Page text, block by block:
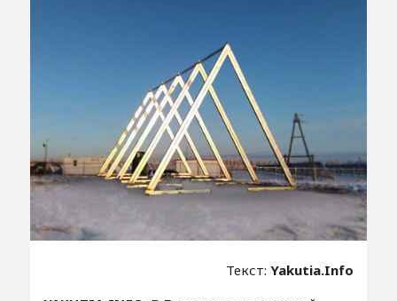
Текст:Yakutia.Info